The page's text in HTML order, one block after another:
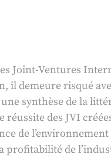
Joint-Ventures
il demeure risqué
synthèse de la
des JVI
de
de